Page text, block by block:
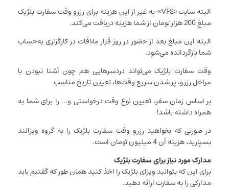
البته سایت «VFS‌‌» به غیر از این هزینه برای رزرو وقت سفارت بلژیک
مبلغ 200 هزار تومان از شما هزینه دریافت می‌کند.
البته این مبلغ بعد از حضور در روز قرار ملاقات در کارگزاری به‌حساب
شما باز‌گردانده می‌شود.
وقت سفارت بلژیک می‌تواند درد‌سر‌هایی هم چون آشنا نبودن با
مراحل رزرو، پر شدن سریع وقت‌ها، تعیین تاریخ مناسب
بر اساس زمان سفر، تعیین نوع وقت درخواستی و… را برای شما به
همراه داشته باشد!
در صورتی که بخواهید رزرو وقت سفارت بلژیک را به گروه ویزالند
بسپارید، هزینه آن 4 میلیون تومان است.
مدارک مورد نیاز برای سفارت بلژیک
برای این که بتوانید ویزای بلژیک را اخذ کنید همان طور که گفتیم باید
مدارکی را به سفارت ارائه دهید.